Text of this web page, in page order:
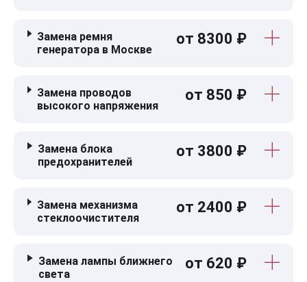
Замена ремня
генератора в Москве
от 8300 ₽
Замена проводов
высокого напряжения
от 850 ₽
Замена блока
предохранителей
от 3800 ₽
Замена механизма
стеклоочистителя
от 2400 ₽
Замена лампы ближнего
света
от 620 ₽